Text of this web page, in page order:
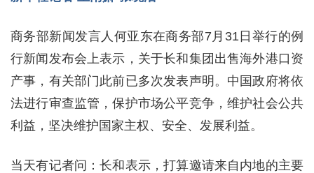
商务部新闻发言人何亚东在商务部7月31日举行的例
行新闻发布会上表示，关于长和集团出售海外港口资
产事，有关部门此前已多次发表声明。中国政府将依
法进行审查监管，保护市场公平竞争，维护社会公共
利益，坚决维护国家主权、安全、发展利益。
当天有记者问：长和表示，打算邀请来自内地的主要